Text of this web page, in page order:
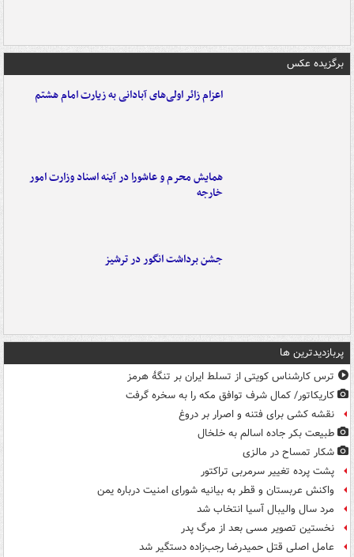
برگزیده عکس
اعزام زائر اولی‌های آبادانی به زیارت امام هشتم
همایش محرم و عاشورا در آینه اسناد وزارت امور
خارجه
جشن برداشت انگور در ترشیز
پربازدیدترین ها
ترس کارشناس کویتی از تسلط ایران بر تنگۀ هرمز
کاریکاتور/ کمال شرف توافق مکه را به سخره گرفت
نقشه کشی برای فتنه و اصرار بر دروغ
طبیعت بکر جاده اسالم به خلخال
شکار تمساح در مالزی
پشت پرده تغییر سرمربی تراکتور
واکنش عربستان و قطر به بیانیه شورای امنیت درباره یمن
مرد سال والیبال آسیا انتخاب شد
نخستین تصویر مسی بعد از مرگ پدر
عامل اصلی قتل حمیدرضا رجب‌زاده دستگیر شد